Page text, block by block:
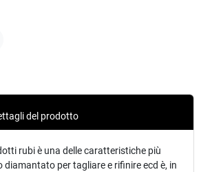
del prodotto
rubi è una delle caratteristiche più
diamantato per tagliare e rifinire ecd è, in